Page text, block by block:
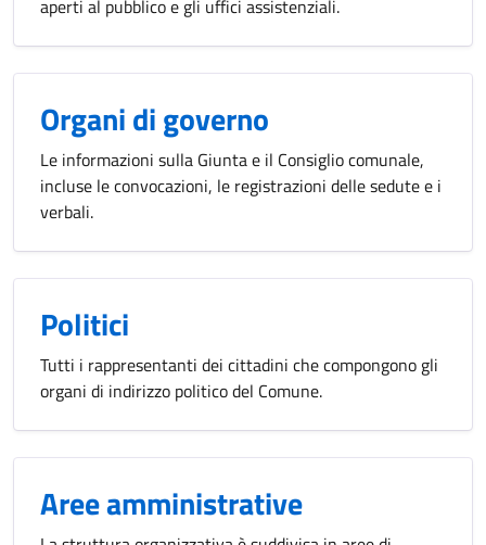
aperti al pubblico e gli uffici assistenziali.
Organi di governo
Le informazioni sulla Giunta e il Consiglio comunale,
incluse le convocazioni, le registrazioni delle sedute e i
verbali.
Politici
Tutti i rappresentanti dei cittadini che compongono gli
organi di indirizzo politico del Comune.
Aree amministrative